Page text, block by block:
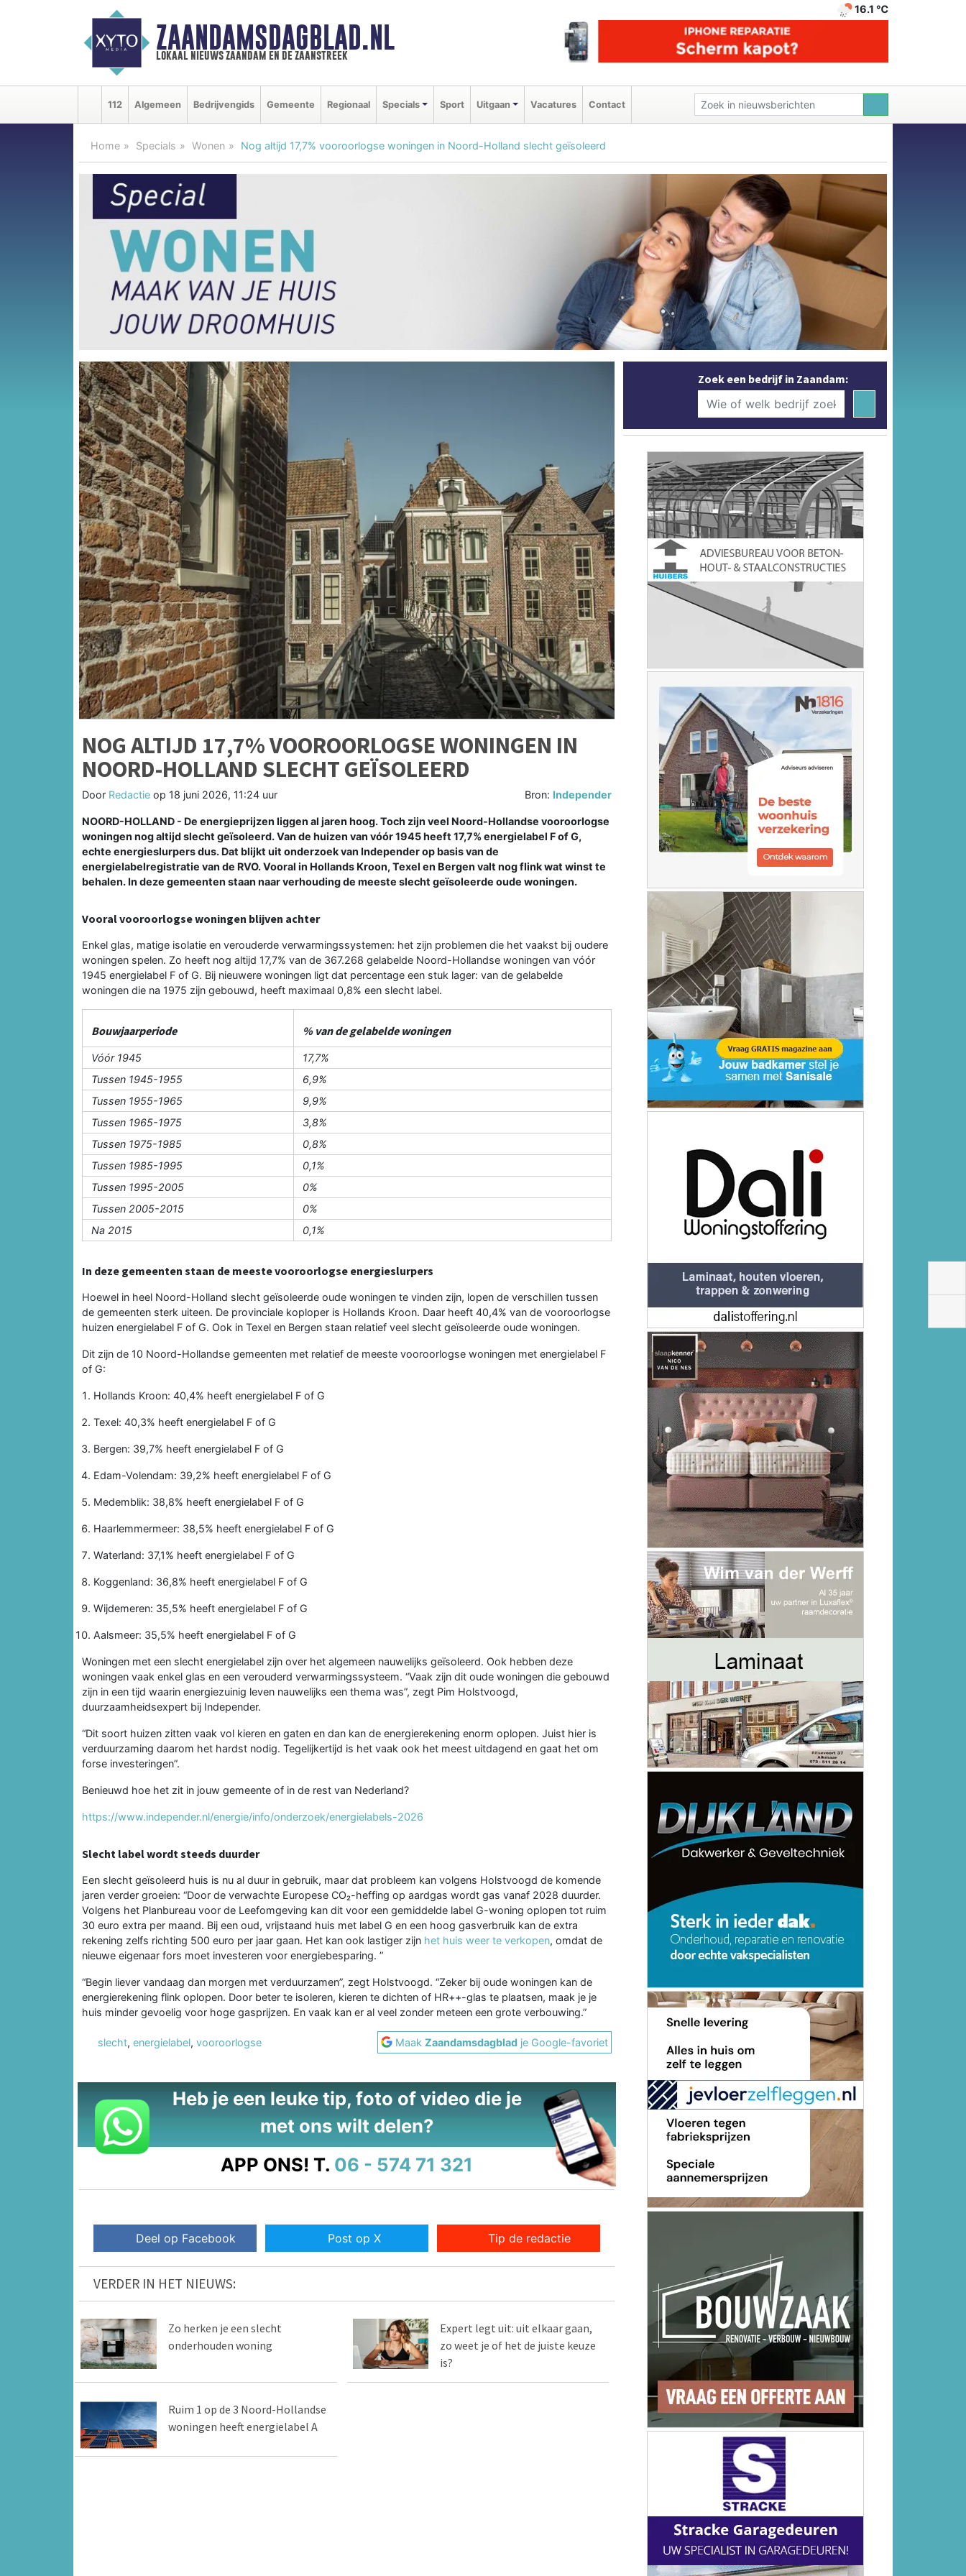
ZAANDAMSDAGBLAD.NL
lokaal nieuws zaandam en de zaanstreek
16.1 ℃
112 Algemeen Bedrijvengids Gemeente Regionaal Specials Sport Uitgaan Vacatures Contact
Home Specials Wonen Nog altijd 17,7% vooroorlogse woningen in Noord-Holland slecht geïsoleerd
NOG ALTIJD 17,7% VOOROORLOGSE WONINGEN IN
NOORD-HOLLAND SLECHT GEÏSOLEERD
Door Redactie op 18 juni 2026, 11:24 uur Bron: Independer
NOORD-HOLLAND - De energieprijzen liggen al jaren hoog. Toch zijn veel Noord-Hollandse vooroorlogse
woningen nog altijd slecht geïsoleerd. Van de huizen van vóór 1945 heeft 17,7% energielabel F of G,
echte energieslurpers dus. Dat blijkt uit onderzoek van Independer op basis van de
energielabelregistratie van de RVO. Vooral in Hollands Kroon, Texel en Bergen valt nog flink wat winst te
behalen. In deze gemeenten staan naar verhouding de meeste slecht geïsoleerde oude woningen.
Vooral vooroorlogse woningen blijven achter
Enkel glas, matige isolatie en verouderde verwarmingssystemen: het zijn problemen die het vaakst bij oudere
woningen spelen. Zo heeft nog altijd 17,7% van de 367.268 gelabelde Noord-Hollandse woningen van vóór
1945 energielabel F of G. Bij nieuwere woningen ligt dat percentage een stuk lager: van de gelabelde
woningen die na 1975 zijn gebouwd, heeft maximaal 0,8% een slecht label.
Bouwjaarperiode % van de gelabelde woningen
Vóór 1945
17,7%
Tussen 1945-1955
6,9%
Tussen 1955-1965
9,9%
Tussen 1965-1975
3,8%
Tussen 1975-1985
0,8%
Tussen 1985-1995
0,1%
Tussen 1995-2005
0%
Tussen 2005-2015
0%
Na 2015
0,1%
In deze gemeenten staan de meeste vooroorlogse energieslurpers
Hoewel in heel Noord-Holland slecht geïsoleerde oude woningen te vinden zijn, lopen de verschillen tussen
de gemeenten sterk uiteen. De provinciale koploper is Hollands Kroon. Daar heeft 40,4% van de vooroorlogse
huizen energielabel F of G. Ook in Texel en Bergen staan relatief veel slecht geïsoleerde oude woningen.
Dit zijn de 10 Noord-Hollandse gemeenten met relatief de meeste vooroorlogse woningen met energielabel F
of G:
Hollands Kroon: 40,4% heeft energielabel F of G
Texel: 40,3% heeft energielabel F of G
Bergen: 39,7% heeft energielabel F of G
Edam-Volendam: 39,2% heeft energielabel F of G
Medemblik: 38,8% heeft energielabel F of G
Haarlemmermeer: 38,5% heeft energielabel F of G
Waterland: 37,1% heeft energielabel F of G
Koggenland: 36,8% heeft energielabel F of G
Wijdemeren: 35,5% heeft energielabel F of G
Aalsmeer: 35,5% heeft energielabel F of G
Woningen met een slecht energielabel zijn over het algemeen nauwelijks geïsoleerd. Ook hebben deze
woningen vaak enkel glas en een verouderd verwarmingssysteem. “Vaak zijn dit oude woningen die gebouwd
zijn in een tijd waarin energiezuinig leven nauwelijks een thema was”, zegt Pim Holstvoogd,
duurzaamheidsexpert bij Independer.
“Dit soort huizen zitten vaak vol kieren en gaten en dan kan de energierekening enorm oplopen. Juist hier is
verduurzaming daarom het hardst nodig. Tegelijkertijd is het vaak ook het meest uitdagend en gaat het om
forse investeringen”.
Benieuwd hoe het zit in jouw gemeente of in de rest van Nederland?
https://www.independer.nl/energie/info/onderzoek/energielabels-2026
Slecht label wordt steeds duurder
Een slecht geïsoleerd huis is nu al duur in gebruik, maar dat probleem kan volgens Holstvoogd de komende
jaren verder groeien: “Door de verwachte Europese CO₂-heffing op aardgas wordt gas vanaf 2028 duurder.
Volgens het Planbureau voor de Leefomgeving kan dit voor een gemiddelde label G-woning oplopen tot ruim
30 euro extra per maand. Bij een oud, vrijstaand huis met label G en een hoog gasverbruik kan de extra
rekening zelfs richting 500 euro per jaar gaan. Het kan ook lastiger zijn het huis weer te verkopen, omdat de
nieuwe eigenaar fors moet investeren voor energiebesparing. ”
“Begin liever vandaag dan morgen met verduurzamen”, zegt Holstvoogd. “Zeker bij oude woningen kan de
energierekening flink oplopen. Door beter te isoleren, kieren te dichten of HR++-glas te plaatsen, maak je je
huis minder gevoelig voor hoge gasprijzen. En vaak kan er al veel zonder meteen een grote verbouwing.”
slecht, energielabel, vooroorlogse MaakZaandamsdagblad je Google-favoriet
Heb je een leuke tip, foto of video die je
met ons wilt delen?
APP ONS! T. 06 - 574 71 321
Deel op Facebook Post op X Tip de redactie
VERDER IN HET NIEUWS:
Zo herken je een slecht
onderhouden woning
Expert legt uit: uit elkaar gaan,
zo weet je of het de juiste keuze
is?
Ruim 1 op de 3 Noord-Hollandse
woningen heeft energielabel A
Zoek een bedrijf in Zaandam: